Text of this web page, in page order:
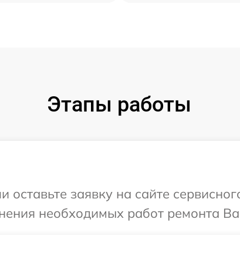
Этапы работы
заявку на сайте
необходимых работ ремонта